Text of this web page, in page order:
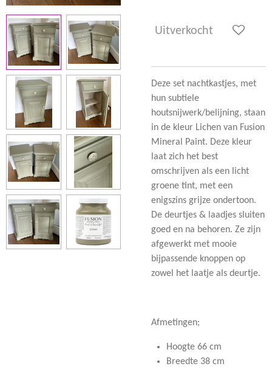
Uitverkocht
Deze set nachtkastjes, met
hun subtiele
houtsnijwerk/belijning, staan
in de kleur Lichen van Fusion
Mineral Paint. Deze kleur
laat zich het best
omschrijven als een licht
groene tint, met een
enigszins grijze ondertoon.
De deurtjes & laadjes sluiten
goed en na behoren. Ze zijn
afgewerkt met mooie
bijpassende knoppen op
zowel het laatje als deurtje.
Afmetingen;
Hoogte 66 cm
Breedte 38 cm